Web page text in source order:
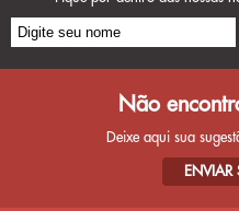
Não
Deixe aqui sua
ENVIAR